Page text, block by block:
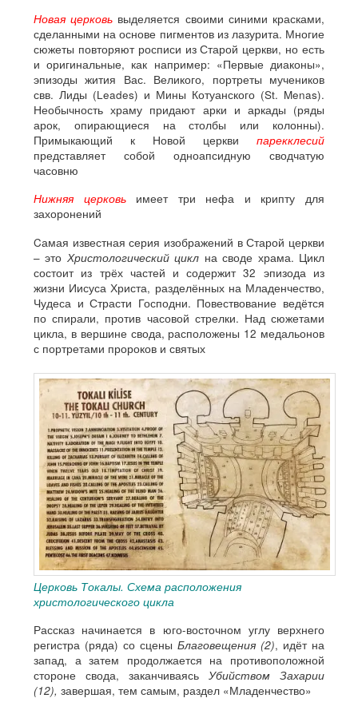
Новая церковь выделяется своими синими красками,
сделанными на основе пигментов из лазурита. Многие
сюжеты повторяют росписи из Старой церкви, но есть
и оригинальные, как например: «Первые диаконы»,
эпизоды жития Вас. Великого, портреты мучеников
свв. Лиды (Leades) и Мины Котуанского (St. Menas).
Необычность храму придают арки и аркады (ряды
арок, опирающиеся на столбы или колонны).
Примыкающий к Новой церкви парекклесий
представляет собой одноапсидную сводчатую
часовню
Нижняя церковьимеет три нефа и крипту для
захоронений
Cамая известная серия изображений в Старой церкви
– это Христологический цикл на своде храма. Цикл
состоит из трёх частей и содержит 32 эпизода из
жизни Иисуса Христа, разделённых на Младенчество,
Чудеса и Страсти Господни. Повествование ведётся
по спирали, против часовой стрелки. Над сюжетами
цикла, в вершине свода, расположены 12 медальонов
с портретами пророков и святых
Церковь Токалы. Схема расположения
христологического цикла
Рассказ начинается в юго-восточном углу верхнего
регистра (ряда) со сцены Благовещения (2), идёт на
запад, а затем продолжается на противоположной
стороне свода, заканчиваясь Убийством Захарии
(12),завершая, тем самым, раздел «Младенчество»